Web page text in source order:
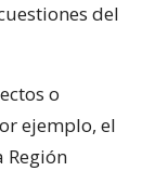
del
o
ejemplo, el
Región